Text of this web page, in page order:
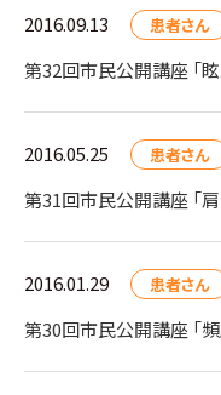
2016.09.13 患者さん
第32回市民公開講座 「眩
2016.05.25 患者さん
第31回市民公開講座 「
2016.01.29 患者さん
第30回市民公開講座 「頻